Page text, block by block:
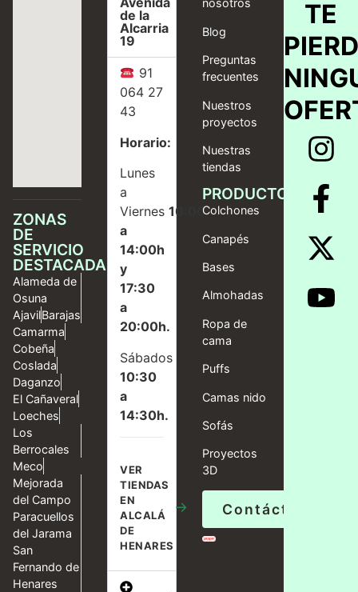
ZONAS
DE
SERVICIO
DESTACADAS
Alameda de
Osuna
AjavilBarajas
Camarma
Cobeña
Coslada
Daganzo
El Cañaveral
Loeches
Los
Berrocales
Meco
Mejorada
del Campo
Paracuellos
del Jarama
San
Fernando de
Henares
de la
Alcarria
19
91
064 27
43
Horario:
Lunes
a
Viernes10:00
a
14:00h
y
17:30
a
20:00h.
Sábados
10:30
a
14:30h.
VER
TIENDAS
EN
ALCALÁ
DE
HENARES
→
nosotros
Blog
Preguntas
frecuentes
Nuestros
proyectos
Nuestras
tiendas
PRODUCTOS
Colchones
Canapés
Bases
Almohadas
Ropa de
cama
Puffs
Camas nido
Sofás
Proyectos
3D
Contáctanos
TE